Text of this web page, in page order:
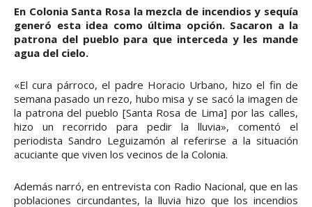
En Colonia Santa Rosa la mezcla de incendios y sequía
generó esta idea como última opción. Sacaron a la
patrona del pueblo para que interceda y les mande
agua del cielo.
«El cura párroco, el padre Horacio Urbano, hizo el fin de
semana pasado un rezo, hubo misa y se sacó la imagen de
la patrona del pueblo [Santa Rosa de Lima] por las calles,
hizo un recorrido para pedir la lluvia», comentó el
periodista Sandro Leguizamón al referirse a la situación
acuciante que viven los vecinos de la Colonia.
Además narró, en entrevista con Radio Nacional, que en las
poblaciones circundantes, la lluvia hizo que los incendios